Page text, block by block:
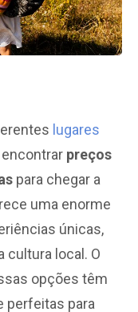
lugares
preços
para chegar a
uma enorme
únicas,
cultura local. O
opções têm
perfeitas para